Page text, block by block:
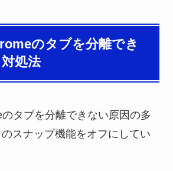
のタブを分離でき
処法
タブを分離できない原因の多
スナップ機能をオフにしてい